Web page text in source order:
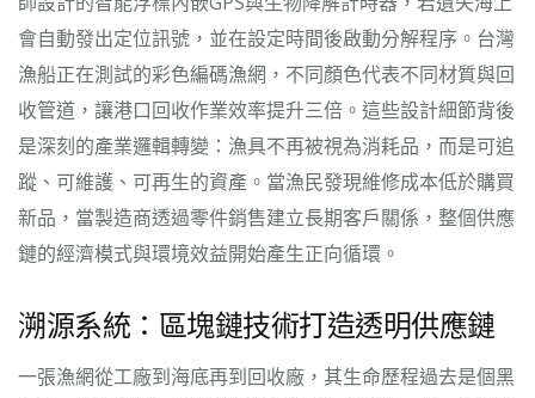
會自動發出定位訊號，並在設定時間後啟動分解程序。台灣
漁船正在測試的彩色編碼漁網，不同顏色代表不同材質與回
收管道，讓港口回收作業效率提升三倍。這些設計細節背後
是深刻的產業邏輯轉變：漁具不再被視為消耗品，而是可追
蹤、可維護、可再生的資產。當漁民發現維修成本低於購買
新品，當製造商透過零件銷售建立長期客戶關係，整個供應
鏈的經濟模式與環境效益開始產生正向循環。
溯源系統：區塊鏈技術打造透明供應鏈
一張漁網從工廠到海底再到回收廠，其生命歷程過去是個黑